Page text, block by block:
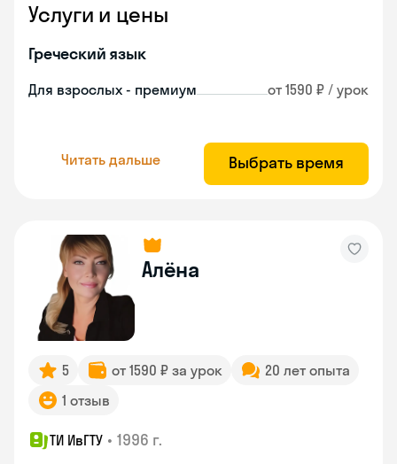
Услуги и цены
Греческий язык
Для взрослых - премиум от 1590 ₽ / урок
Читать дальше Выбрать время
Алёна
5 от 1590 ₽ за урок
20 лет опыта
1 отзыв
ТИ ИвГТУ • 1996 г.